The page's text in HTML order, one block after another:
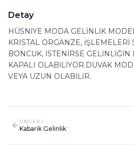
Detay
HÜSNİYE MODA GELİNLİK
KRISTAL ORGANZE, İŞLEMELERİ
BONCUK, İSTENİRSE GELİNLİĞİN
KAPALI OLABİLİYOR.DUVAK
VEYA UZUN OLABİLİR.
ONCEKI
Kabarık Gelinlik